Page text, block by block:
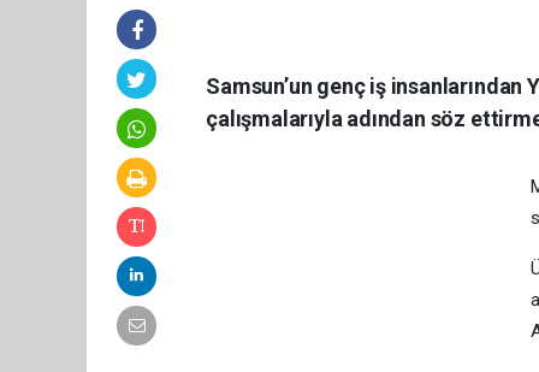
Samsun’un genç iş insanlarından
çalışmalarıyla adından söz